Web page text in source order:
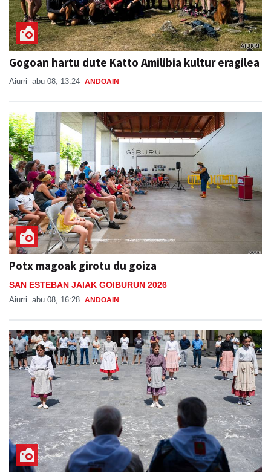
Gogoan hartu dute Katto Amilibia kultur eragilea
Aiurri abu 08, 13:24 ANDOAIN
Potx magoak girotu du goiza
SAN ESTEBAN JAIAK GOIBURUN 2026
Aiurri abu 08, 16:28 ANDOAIN